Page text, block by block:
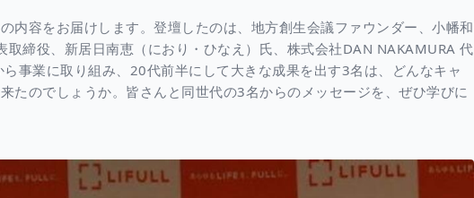
内容をお届けします。登壇したのは、地方創生会議ファウンダー、小幡和
締役、新居日南恵（におり・ひなえ）氏、株式会社DAN NAKAMURA 代
事業に取り組み、20代前半にして大きな成果を出す3名は、どんなキャ
たのでしょうか。皆さんと同世代の3名からのメッセージを、ぜひ学びに